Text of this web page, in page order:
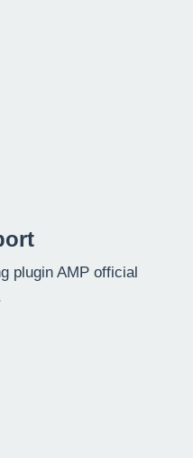
plugin AMP official